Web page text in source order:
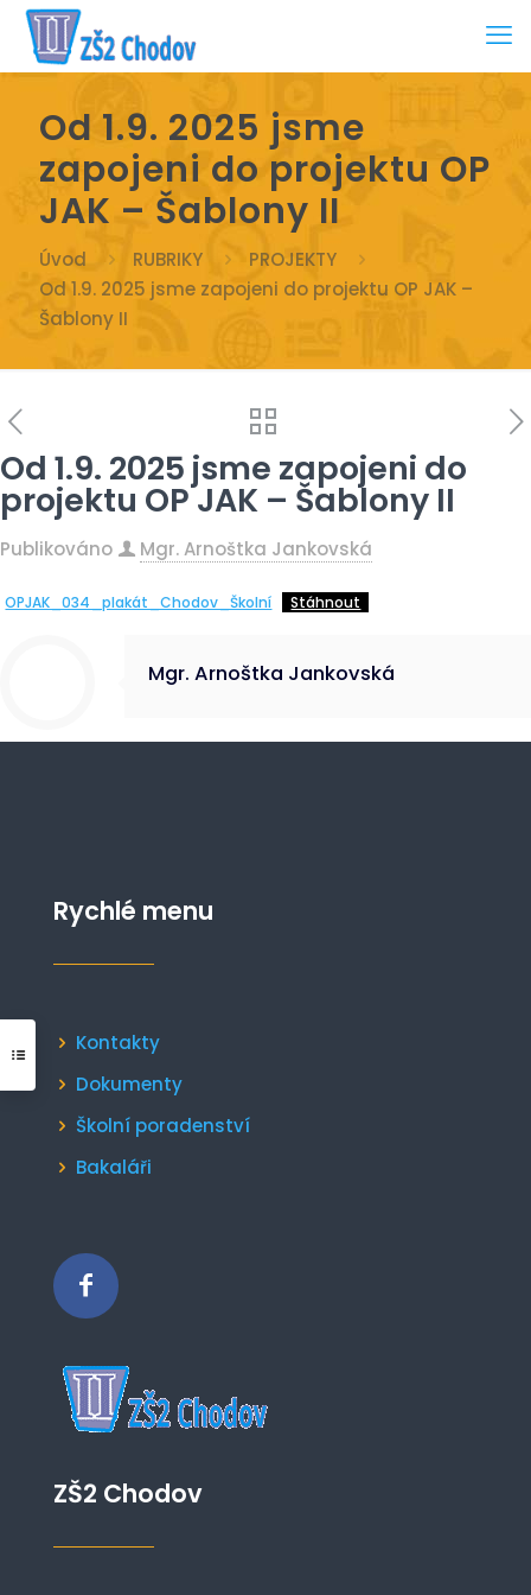
Od 1.9. 2025 jsme
zapojeni do projektu OP
JAK – Šablony II
Úvod RUBRIKY
PROJEKTY
Od 1.9. 2025 jsme zapojeni do projektu OP JAK –
Šablony II
Od 1.9. 2025 jsme zapojeni do
projektu OP JAK – Šablony II
Publikováno Mgr. Arnoštka Jankovská
OPJAK_034_plakát_Chodov_Školní Stáhnout
Mgr. Arnoštka Jankovská
Rychlé menu
Kontakty
Dokumenty
Školní poradenství
Bakaláři
ZŠ2 Chodov